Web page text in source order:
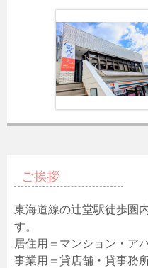
ご挨拶
東海道線の辻堂駅徒歩圏
す。
居住用＝マンション・ア
事業用＝貸店舗・貸事務